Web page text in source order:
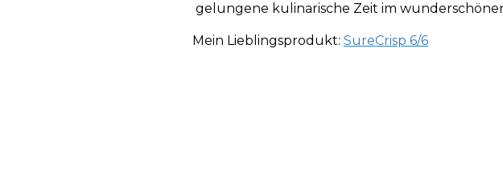
gelungene kulinarische Zeit im
Mein Lieblingsprodukt: SureCrisp 6/6